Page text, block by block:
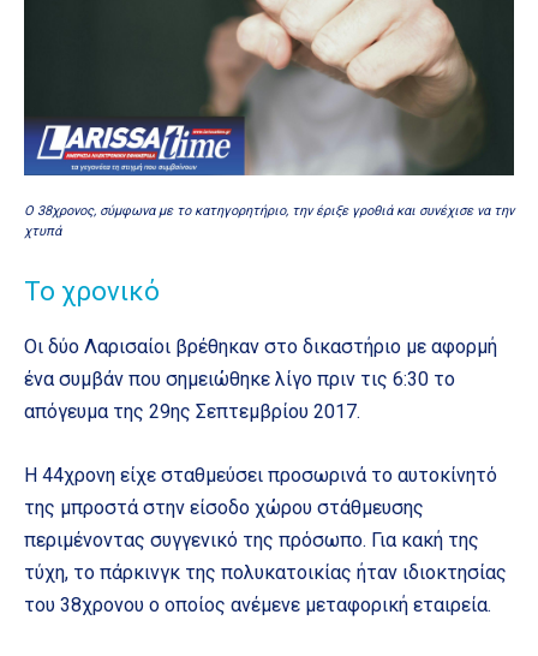
O 38χρονος, σύμφωνα με το κατηγορητήριο, την έριξε γροθιά και συνέχισε να την
χτυπά
Το χρονικό
Οι δύο Λαρισαίοι βρέθηκαν στο δικαστήριο με αφορμή
ένα συμβάν που σημειώθηκε λίγο πριν τις 6:30 το
απόγευμα της 29ης Σεπτεμβρίου 2017.
Η 44χρονη είχε σταθμεύσει προσωρινά το αυτοκίνητό
της μπροστά στην είσοδο χώρου στάθμευσης
περιμένοντας συγγενικό της πρόσωπο. Για κακή της
τύχη, το πάρκινγκ της πολυκατοικίας ήταν ιδιοκτησίας
του 38χρονου ο οποίος ανέμενε μεταφορική εταιρεία.